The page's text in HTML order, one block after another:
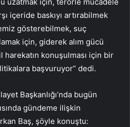
içeride baskıyı artırabilmek
gösterebilmek, suç
için, giderek alım gücü
konuşulması için bir
başvuruyor” dedi.
Başkanlığı’nda bugün
gündeme ilişkin
Baş, şöyle konuştu: